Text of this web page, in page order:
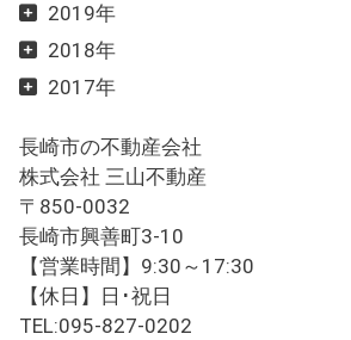
2019年
2018年
2017年
長崎市の不動産会社
株式会社 三山不動産
〒850-0032
長崎市興善町3-10
【営業時間】9:30～17:30
【休日】日･祝日
TEL:095-827-0202